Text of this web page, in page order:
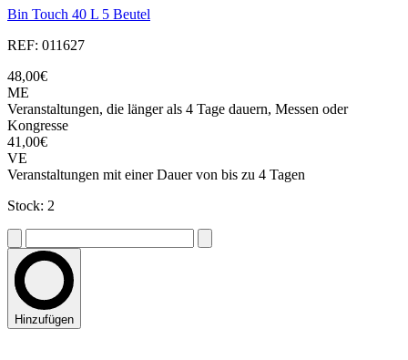
Bin Touch 40 L 5 Beutel
REF: 011627
48,00€
ME
Veranstaltungen, die länger als 4 Tage dauern, Messen oder
Kongresse
41,00€
VE
Veranstaltungen mit einer Dauer von bis zu 4 Tagen
Stock: 2
Hinzufügen